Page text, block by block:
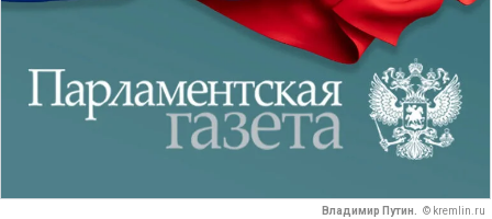
Владимир Путин. © kremlin.ru